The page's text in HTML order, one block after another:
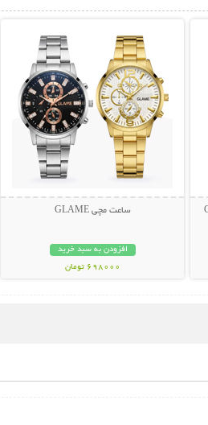
ساعت مچی GLAME
افزودن به سبد خرید
698000 تومان